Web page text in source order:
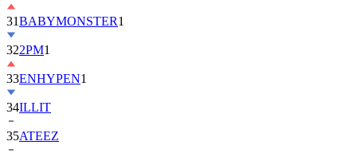
31BABYMONSTER1
322PM1
33ENHYPEN1
34ILLIT
35ATEEZ